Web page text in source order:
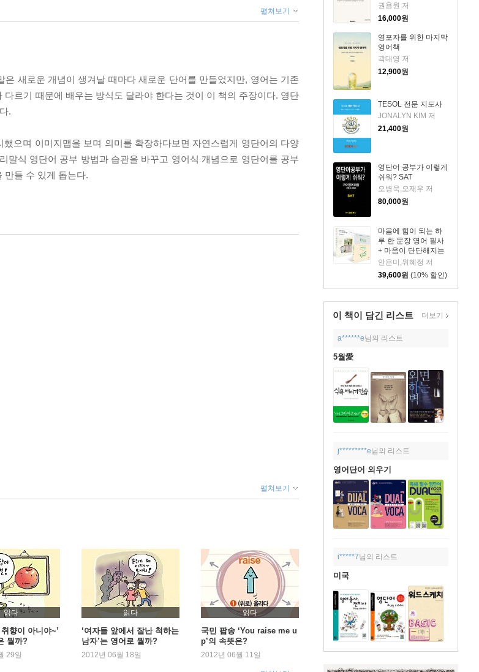
권용원 저
16,000원
영포자를 위한 마지막
영어책
곽대영 저
12,900원
TESOL 전문 지도사
JONALYN KIM 저
21,400원
영단어 공부가 이렇게
쉬워? SAT
오병욱,오재우 저
80,000원
마음에 힘이 되는 하
루 한 문장 영어 필사
+ 마음이 단단해지는
하루 한 문장 일본어
필사 세트
안은미,위혜정 저
39,600원 (10% 할인)
이 책이 담긴 리스트 더보기
a******e님의 리스트
5월愛
j*********e님의 리스트
영어단어 외우기
i*****7님의 리스트
미국
펼쳐보기
새로운 개념이 생겨날 때마다 새로운 단어를 만들었지만, 영어는 기존
르기 때문에 배우는 방식도 달라야 한다는 것이 이 책의 주장이다. 영단
.
으며 이미지맵을 보며 의미를 확장하다보면 자연스럽게 영단어의 다양
식 영단어 공부 방법과 습관을 바꾸고 영어식 개념으로 영단어를 공부
만들 수 있게 돕는다.
펼쳐보기
읽다
향이 아니야~’
뭘까?
29일
읽다
‘여자들 앞에서 잘난 척하는
남자’는 영어로 뭘까?
2012년 06월 18일
읽다
국민 팝송 ‘You raise me u
p’의 속뜻은?
2012년 06월 11일